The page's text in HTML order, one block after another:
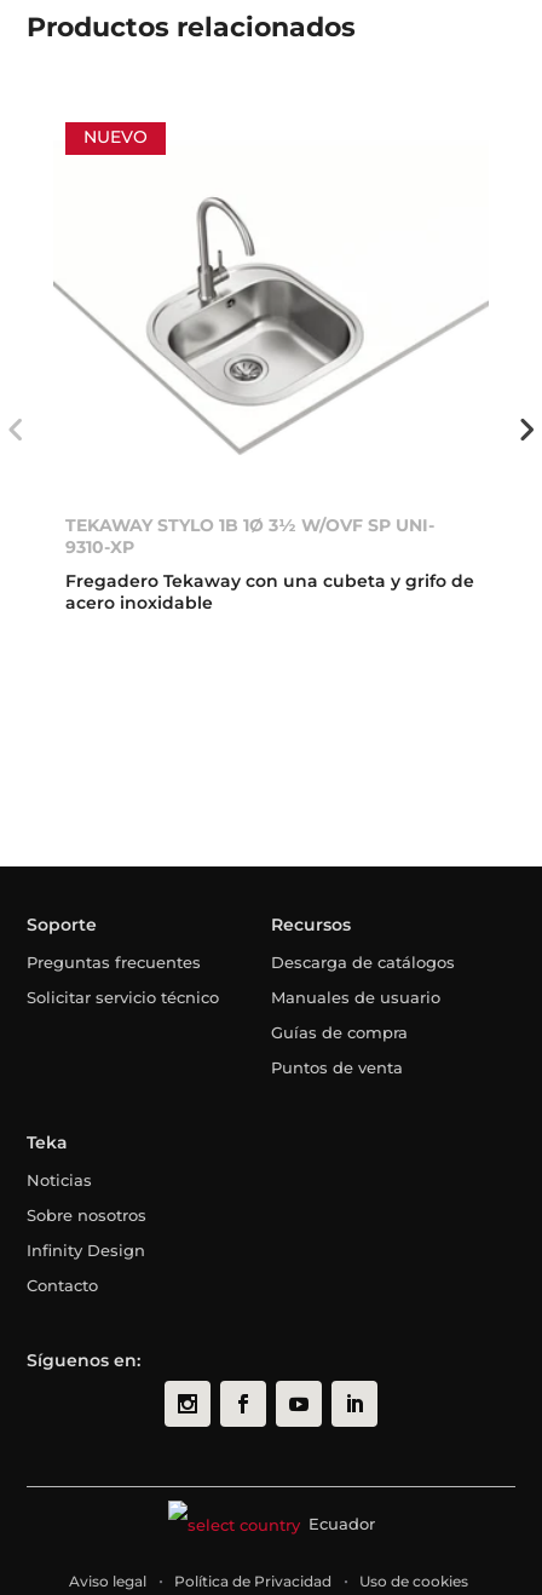
Productos relacionados
NUEVO
TEKAWAY STYLO 1B 1Ø 3½ W/OVF SP UNI-
9310-XP
Fregadero Tekaway con una cubeta y grifo de
acero inoxidable
Soporte
Preguntas frecuentes
Solicitar servicio técnico
Recursos
Descarga de catálogos
Manuales de usuario
Guías de compra
Puntos de venta
Teka
Noticias
Sobre nosotros
Infinity Design
Contacto
Síguenos en:
Ecuador
Aviso legal Política de Privacidad Uso de cookies